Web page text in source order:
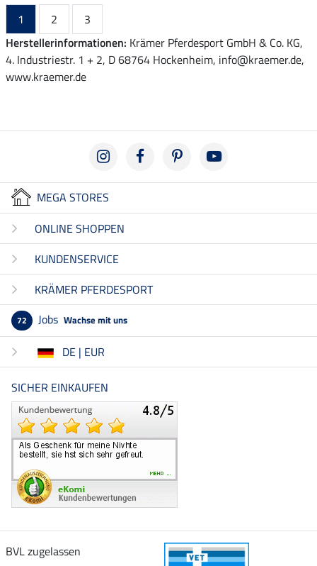
1 2
3
Herstellerinformationen: Krämer Pferdesport GmbH & Co. KG,
4. Industriestr. 1 + 2, D 68764 Hockenheim, info@kraemer.de,
www.kraemer.de
MEGA STORES
ONLINE SHOPPEN
KUNDENSERVICE
KRÄMER PFERDESPORT
72 Jobs Wachse mit uns
DE | EUR
SICHER EINKAUFEN
BVL zugelassen